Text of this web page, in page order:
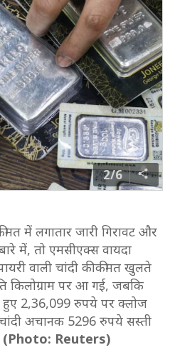
2/6
में लगातार जारी गिरावट और
में, तो एमसीएक्स वायदा
वाली चांदी की कीमत खुलते
किलोग्राम पर आ गई, जबकि
हुए 2,36,099 रुपये पर क्लोज
अचानक 5296 रुपये सस्ती
(Photo: Reuters)